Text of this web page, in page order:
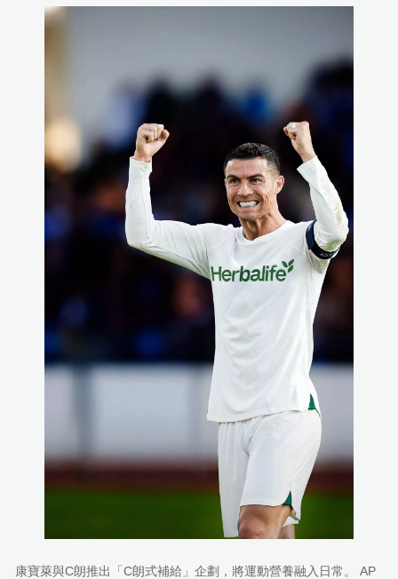
康寶萊與C朗推出「C朗式補給」企劃，將運動營養融入日常。 AP